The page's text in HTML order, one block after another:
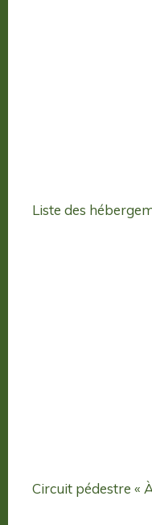
Liste des
Circuit pédestre «